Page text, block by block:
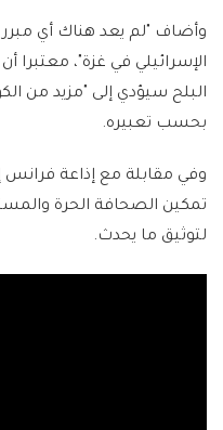
وأضاف "لم يعد هناك أي
الإسرائيلي في غزة"، معتبرا
البلح سيؤدي إلى "مزيد من
بحسب تعبيره.
وفي مقابلة مع إذاعة فرانس
تمكين الصحافة الحرة
لتوثيق ما يحدث.